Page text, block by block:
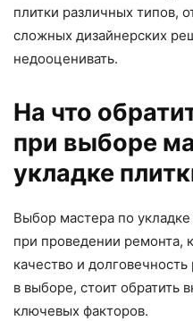
плитки различных типов,
сложных дизайнерских
недооценивать.
На что
при выборе
укладке
Выбор мастера по
при проведении ремонта,
качество и
в выборе, стоит обратить
ключевых факторов.